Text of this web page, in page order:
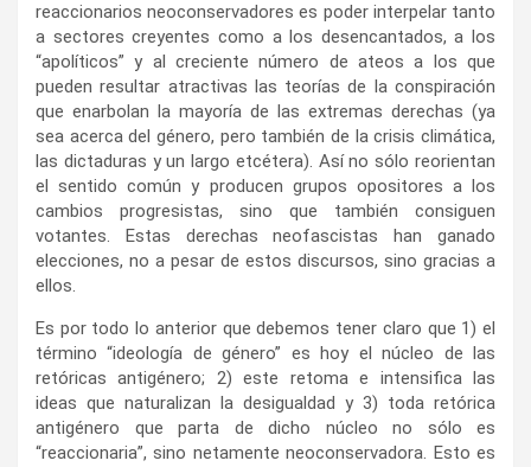
reaccionarios neoconservadores es poder interpelar tanto
a sectores creyentes como a los desencantados, a los
“apolíticos” y al creciente número de ateos a los que
pueden resultar atractivas las teorías de la conspiración
que enarbolan la mayoría de las extremas derechas (ya
sea acerca del género, pero también de la crisis climática,
las dictaduras y un largo etcétera). Así no sólo reorientan
el sentido común y producen grupos opositores a los
cambios progresistas, sino que también consiguen
votantes. Estas derechas neofascistas han ganado
elecciones, no a pesar de estos discursos, sino gracias a
ellos.
Es por todo lo anterior que debemos tener claro que 1) el
término “ideología de género” es hoy el núcleo de las
retóricas antigénero; 2) este retoma e intensifica las
ideas que naturalizan la desigualdad y 3) toda retórica
antigénero que parta de dicho núcleo no sólo es
“reaccionaria”, sino netamente neoconservadora. Esto es